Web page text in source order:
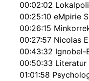
00:02:02
00:25:10 eMpirie
00:26:15
00:27:57 Nicolas
00:43:32 Ignobel-
00:50:33 Literatur
01:01:58